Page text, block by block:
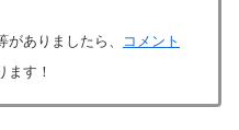
ありましたら、
コメント
ます！